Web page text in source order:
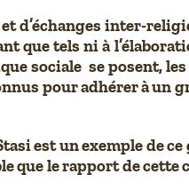
d’échanges inter-
que tels ni à
sociale se posent,
pour adhérer à un
est un exemple de ce
le rapport de cette